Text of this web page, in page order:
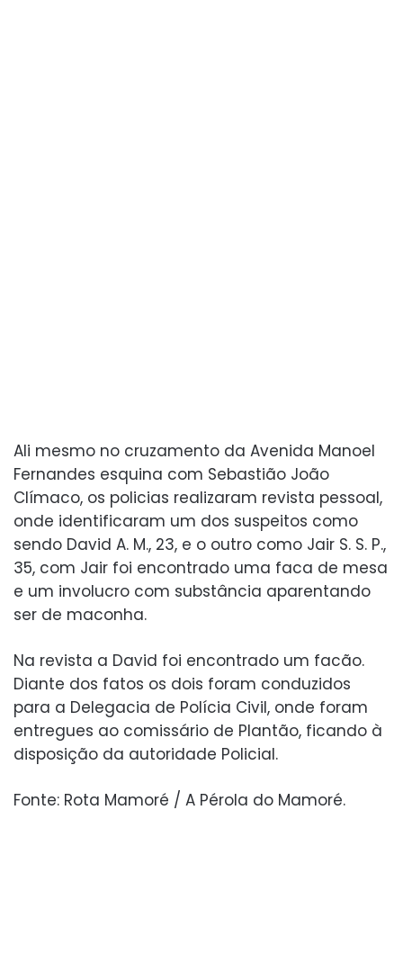
Ali mesmo no cruzamento da Avenida Manoel
Fernandes esquina com Sebastião João
Clímaco, os policias realizaram revista pessoal,
onde identificaram um dos suspeitos como
sendo David A. M., 23, e o outro como Jair S. S. P.,
35, com Jair foi encontrado uma faca de mesa
e um involucro com substância aparentando
ser de maconha.
Na revista a David foi encontrado um facão.
Diante dos fatos os dois foram conduzidos
para a Delegacia de Polícia Civil, onde foram
entregues ao comissário de Plantão, ficando à
disposição da autoridade Policial.
Fonte: Rota Mamoré / A Pérola do Mamoré.